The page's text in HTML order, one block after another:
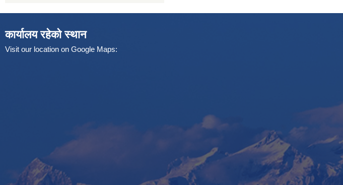
कार्यालय रहेको स्थान
Visit our location on Google Maps: